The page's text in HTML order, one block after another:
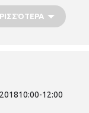
Βιβλιοθήκης
« Ιωάννης Δ.
10:00-12:00